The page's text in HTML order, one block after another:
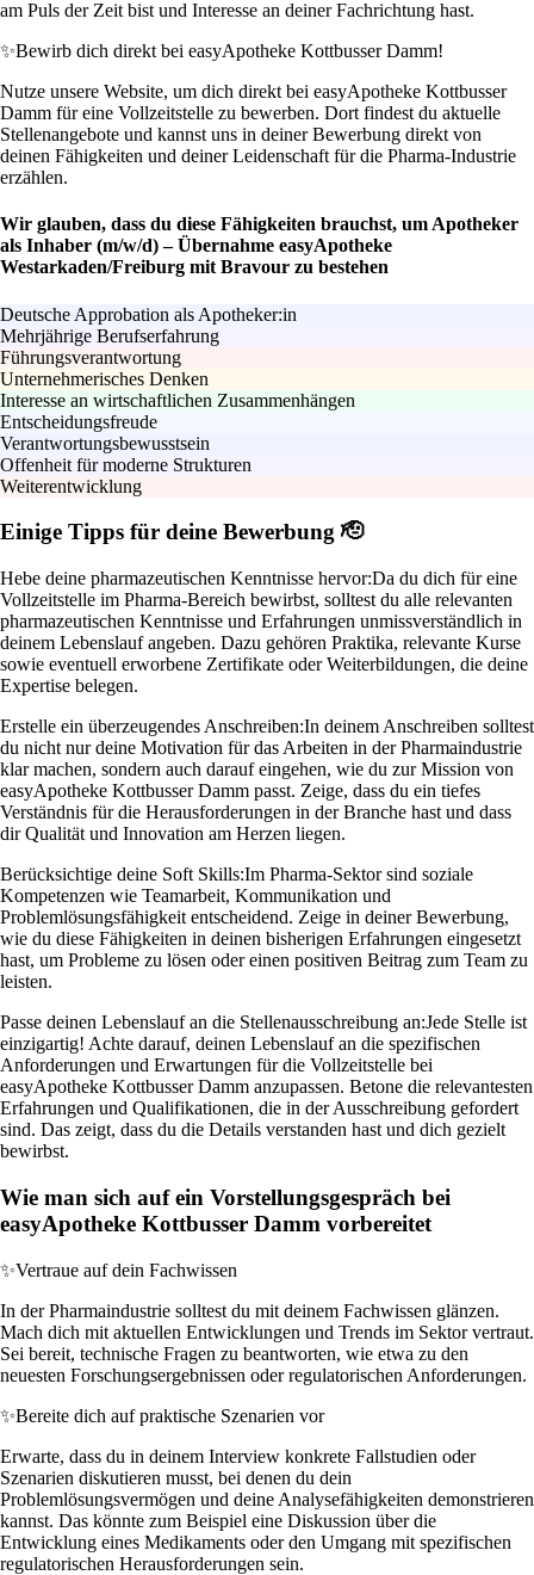
am Puls der Zeit bist und Interesse an deiner Fachrichtung hast.
✨Bewirb dich direkt bei easyApotheke Kottbusser Damm!
Nutze unsere Website, um dich direkt bei easyApotheke Kottbusser
Damm für eine Vollzeitstelle zu bewerben. Dort findest du aktuelle
Stellenangebote und kannst uns in deiner Bewerbung direkt von
deinen Fähigkeiten und deiner Leidenschaft für die Pharma-Industrie
erzählen.
Wir glauben, dass du diese Fähigkeiten brauchst, um Apotheker
als Inhaber (m/w/d) – Übernahme easyApotheke
Westarkaden/Freiburg mit Bravour zu bestehen
Deutsche Approbation als Apotheker:in
Mehrjährige Berufserfahrung
Führungsverantwortung
Unternehmerisches Denken
Interesse an wirtschaftlichen Zusammenhängen
Entscheidungsfreude
Verantwortungsbewusstsein
Offenheit für moderne Strukturen
Weiterentwicklung
Einige Tipps für deine Bewerbung 🫡
Hebe deine pharmazeutischen Kenntnisse hervor:Da du dich für eine
Vollzeitstelle im Pharma-Bereich bewirbst, solltest du alle relevanten
pharmazeutischen Kenntnisse und Erfahrungen unmissverständlich in
deinem Lebenslauf angeben. Dazu gehören Praktika, relevante Kurse
sowie eventuell erworbene Zertifikate oder Weiterbildungen, die deine
Expertise belegen.
Erstelle ein überzeugendes Anschreiben:In deinem Anschreiben solltest
du nicht nur deine Motivation für das Arbeiten in der Pharmaindustrie
klar machen, sondern auch darauf eingehen, wie du zur Mission von
easyApotheke Kottbusser Damm passt. Zeige, dass du ein tiefes
Verständnis für die Herausforderungen in der Branche hast und dass
dir Qualität und Innovation am Herzen liegen.
Berücksichtige deine Soft Skills:Im Pharma-Sektor sind soziale
Kompetenzen wie Teamarbeit, Kommunikation und
Problemlösungsfähigkeit entscheidend. Zeige in deiner Bewerbung,
wie du diese Fähigkeiten in deinen bisherigen Erfahrungen eingesetzt
hast, um Probleme zu lösen oder einen positiven Beitrag zum Team zu
leisten.
Passe deinen Lebenslauf an die Stellenausschreibung an:Jede Stelle ist
einzigartig! Achte darauf, deinen Lebenslauf an die spezifischen
Anforderungen und Erwartungen für die Vollzeitstelle bei
easyApotheke Kottbusser Damm anzupassen. Betone die relevantesten
Erfahrungen und Qualifikationen, die in der Ausschreibung gefordert
sind. Das zeigt, dass du die Details verstanden hast und dich gezielt
bewirbst.
Wie man sich auf ein Vorstellungsgespräch bei
easyApotheke Kottbusser Damm vorbereitet
✨Vertraue auf dein Fachwissen
In der Pharmaindustrie solltest du mit deinem Fachwissen glänzen.
Mach dich mit aktuellen Entwicklungen und Trends im Sektor vertraut.
Sei bereit, technische Fragen zu beantworten, wie etwa zu den
neuesten Forschungsergebnissen oder regulatorischen Anforderungen.
✨Bereite dich auf praktische Szenarien vor
Erwarte, dass du in deinem Interview konkrete Fallstudien oder
Szenarien diskutieren musst, bei denen du dein
Problemlösungsvermögen und deine Analysefähigkeiten demonstrieren
kannst. Das könnte zum Beispiel eine Diskussion über die
Entwicklung eines Medikaments oder den Umgang mit spezifischen
regulatorischen Herausforderungen sein.